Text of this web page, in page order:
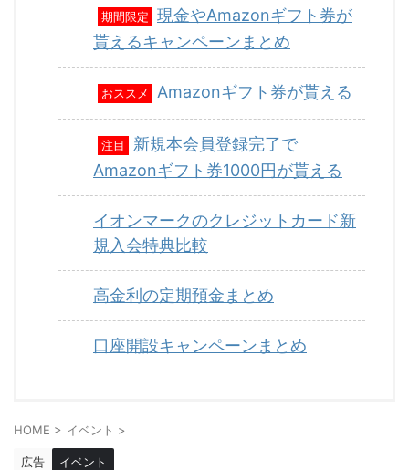
期間限定
現金やAmazonギフト券が
貰えるキャンペーンまとめ
おススメ Amazonギフト券が貰える
注目
新規本会員登録完了で
Amazonギフト券1000円が貰える
イオンマークのクレジットカード新
規入会特典比較
高金利の定期預金まとめ
口座開設キャンペーンまとめ
HOME > イベント >
広告 イベント